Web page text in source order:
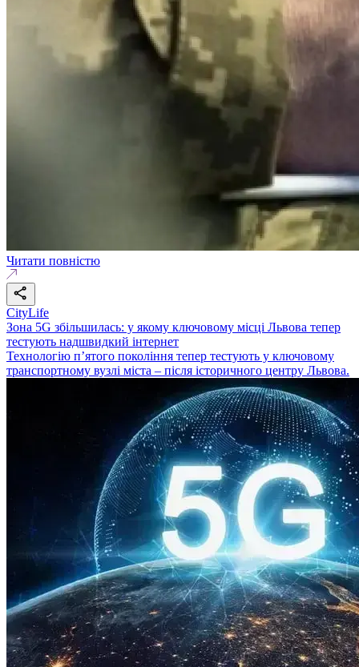
Читати повністю
CityLife
Зона 5G збільшилась: у якому ключовому місці Львова тепер
тестують надшвидкий інтернет
Технологію п’ятого покоління тепер тестують у ключовому
транспортному вузлі міста – після історичного центру Львова.